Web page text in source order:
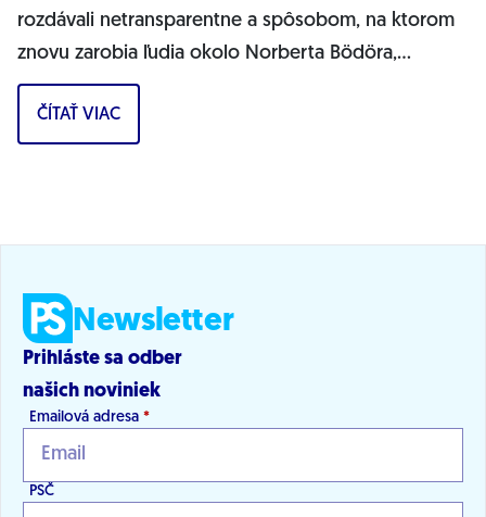
rozdávali netransparentne a spôsobom, na ktorom
znovu zarobia ľudia okolo Norberta Bödöra,
povedal podpredseda Progresívneho Slovenska a...
ČÍTAŤ VIAC
Newsletter
Prihláste sa odber
našich noviniek
Emailová adresa *
PSČ